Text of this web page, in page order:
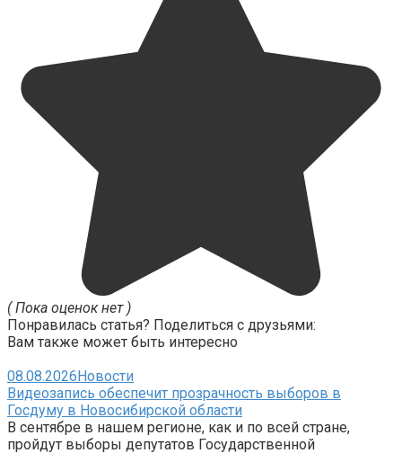
( Пока оценок нет )
Понравилась статья? Поделиться с друзьями:
Вам также может быть интересно
08.08.2026Новости
Видеозапись обеспечит прозрачность выборов в
Госдуму в Новосибирской области
В сентябре в нашем регионе, как и по всей стране,
пройдут выборы депутатов Государственной